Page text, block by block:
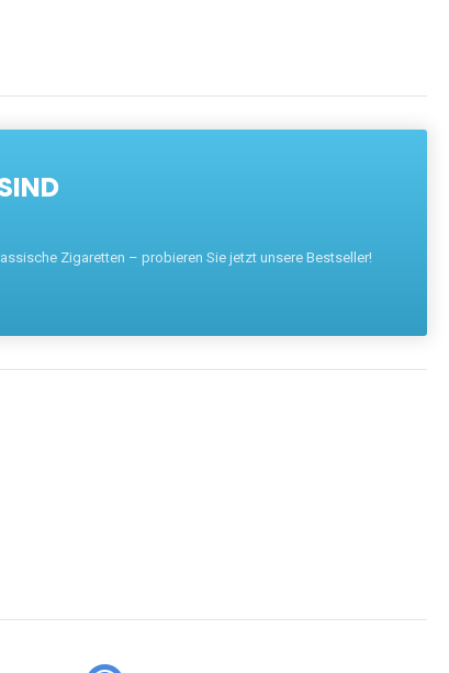
Zigaretten – probieren Sie jetzt unsere Bestseller!